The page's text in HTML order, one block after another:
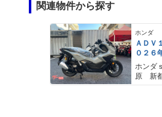
関連物件から探す
ホンダ
ＡＤ
０２６
ールス
スマ
メッ
ホンダ
原 新